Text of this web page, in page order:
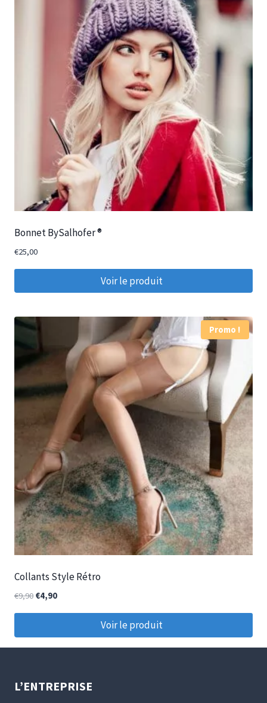
Bonnet BySalhofer ®
€25,00
Voir le produit
Promo !
Collants Style Rétro
€9,90 €4,90
Voir le produit
L’ENTREPRISE